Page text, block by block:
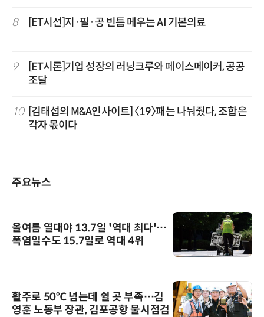
8 [ET시선]지·필·공 빈틈 메우는 AI 기본의료
9
[ET시론]기업 성장의 러닝크루와 페이스메이커, 공공
조달
10
[김태섭의 M&A인사이트] 〈19〉패는 나눠줬다, 조합은
각자 몫이다
주요뉴스
올여름 열대야 13.7일 '역대 최다'…
폭염일수도 15.7일로 역대 4위
활주로 50℃ 넘는데 쉴 곳 부족…김
영훈 노동부 장관, 김포공항 불시점검